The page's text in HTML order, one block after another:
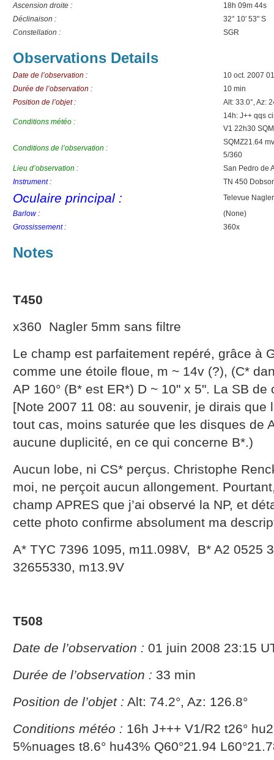
Ascension droite :
18h 09m 44s
Déclinaison :
32° 10′ 53" S
Constellation :
SGR
Observations Details
Date de l’observation :
10 oct. 2007
Durée de l’observation :
10 min
Position de l’objet :
Alt: 33.0°, Az:
Conditions météo :
14h: J++ qqs
V1 22h30
Conditions de l’observation :
SQMZ21.64
5/360
Lieu d’observation :
San Pedro de
Instrument :
TN 450
Oculaire principal :
Televue
Barlow :
(None)
Grossissement :
360x
Notes
T450
x360 Nagler 5mm sans filtre
Le champ est parfaitement repéré, grâce à
comme une étoile floue, m ~ 14v (?), (C*
AP 160° (B* est ER*) D ~ 10" x 5". La SB
[Note 2007 11 08: au souvenir, je dirais que
tout cas, moins saturée que les disques de
aucune duplicité, en ce qui concerne B*.)
Aucun lobe, ni CS* perçus. Christophe
moi, ne perçoit aucun allongement.
champ APRES que j’ai observé la NP, et
cette photo confirme absolument ma
A* TYC 7396 1095, m11.098V, B* A2 0525
32655330, m13.9V
T508
Date de l’observation : 01 juin 2008 23:15
Durée de l’observation : 33 min
Position de l’objet : Alt: 74.2°, Az: 126.8°
Conditions météo : 16h J+++ V1/R2 t26°
5%nuages t8.6° hu43% Q60°21.94